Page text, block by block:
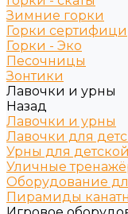
Зимние горки
Горки
Горки - Эко
Песочницы
Зонтики
Лавочки и урны
Назад
Лавочки и урны
Лавочки для
Урны для
Уличные
Оборудование
Пирамиды